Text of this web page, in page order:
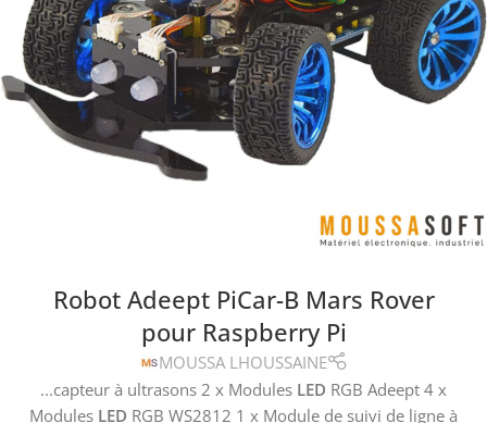
Robot Adeept PiCar-B Mars Rover
pour Raspberry Pi
MOUSSA LHOUSSAINE
...capteur à ultrasons 2 x Modules LED RGB Adeept 4 x
Modules LED RGB WS2812 1 x Module de suivi de ligne à